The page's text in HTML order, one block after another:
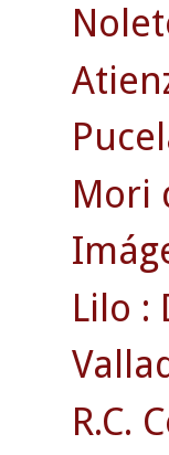
Mori
Lilo :
R.C.